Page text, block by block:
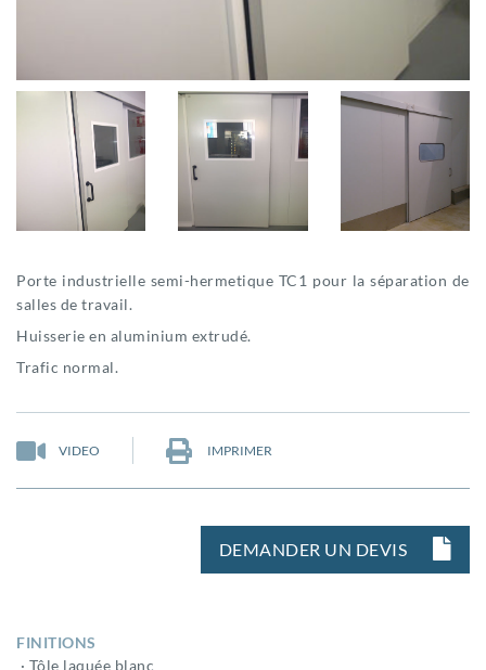
Porte industrielle semi-hermetique TC1 pour la séparation de
salles de travail.
Huisserie en aluminium extrudé.
Trafic normal.
VIDEO IMPRIMER
DEMANDER UN DEVIS
FINITIONS
· Tôle laquée blanc